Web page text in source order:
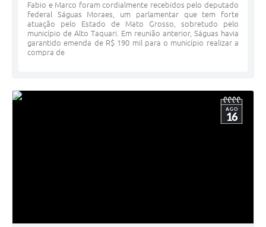
Fabio e Marco foram cordialmente recebidos pelo deputado
federal Ságuas Moraes, um parlamentar que tem forte
atuação pelo Estado de Mato Grosso, sobretudo pelo
município de Alto Taquari. Em reunião anterior, Ságuas havia
garantido emenda de R$ 190 mil para o município realizar a
compra de
AGO
16